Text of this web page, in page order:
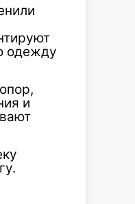
одежду
и